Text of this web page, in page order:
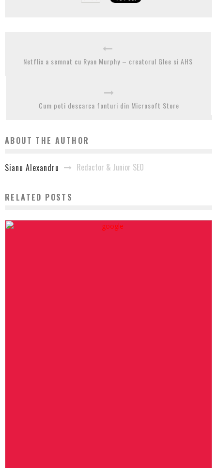
Netflix a semnat cu Ryan Murphy – creatorul Glee si AHS
Cum poti descarca fonturi din Microsoft Store
ABOUT THE AUTHOR
Sianu Alexandru Redactor & Junior SEO
RELATED POSTS